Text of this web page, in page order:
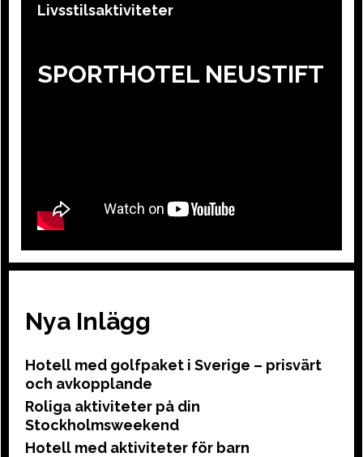
Livsstilsaktiviteter
SPORTHOTEL NEUSTIFT
Nya Inlägg
Hotell med golfpaket i Sverige – prisvärt
och avkopplande
Roliga aktiviteter på din
Stockholmsweekend
Hotell med aktiviteter för barn